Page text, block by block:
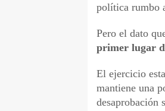
política rumbo
Pero el dato
primer lugar
El ejercicio
mantiene una
desaprobación